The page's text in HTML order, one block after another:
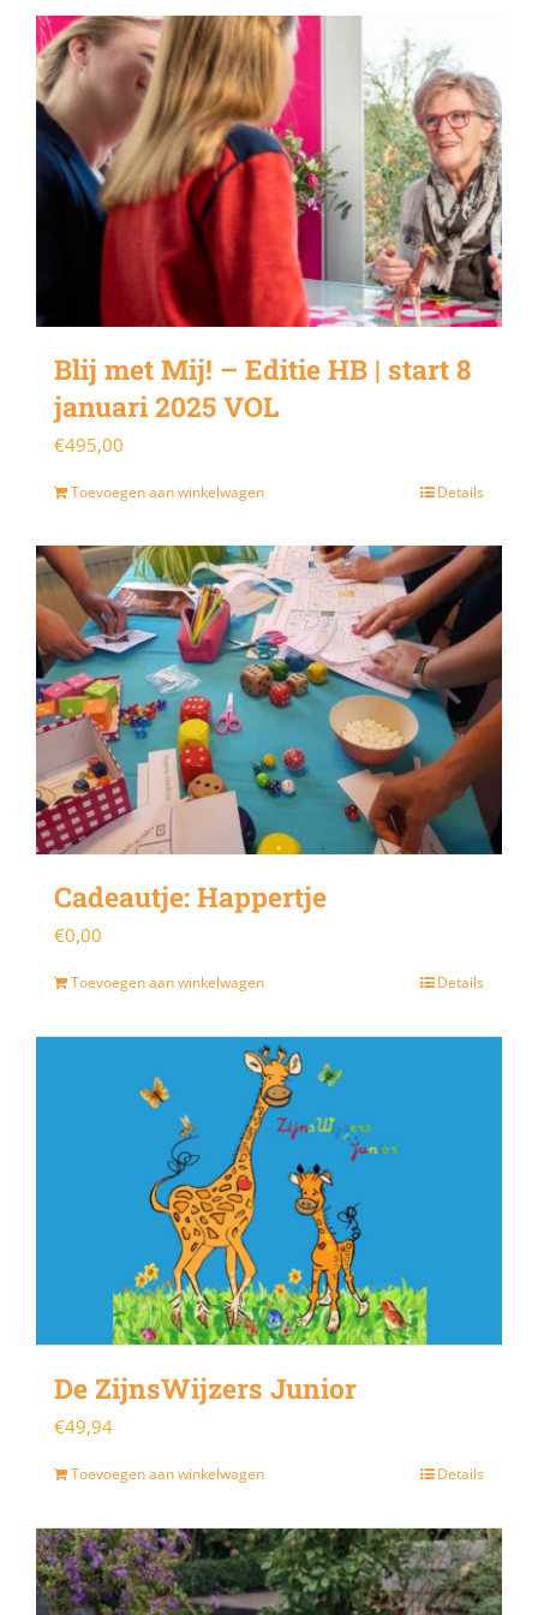
Blij met Mij! – Editie HB | start 8
januari 2025 VOL
€495,00
Toevoegen aan winkelwagen Details
Cadeautje: Happertje
€0,00
Toevoegen aan winkelwagen Details
De ZijnsWijzers Junior
€49,94
Toevoegen aan winkelwagen Details